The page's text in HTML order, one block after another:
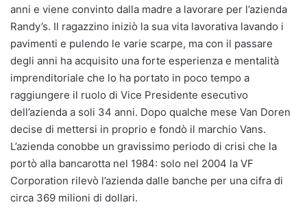
anni e viene convinto dalla madre a lavorare per l’azienda
Randy’s. Il ragazzino iniziò la sua vita lavorativa lavando i
pavimenti e pulendo le varie scarpe, ma con il passare
degli anni ha acquisito una forte esperienza e mentalità
imprenditoriale che lo ha portato in poco tempo a
raggiungere il ruolo di Vice Presidente esecutivo
dell’azienda a soli 34 anni. Dopo qualche mese Van Doren
decise di mettersi in proprio e fondò il marchio Vans.
L’azienda conobbe un gravissimo periodo di crisi che la
portò alla bancarotta nel 1984: solo nel 2004 la VF
Corporation rilevò l’azienda dalle banche per una cifra di
circa 369 milioni di dollari.